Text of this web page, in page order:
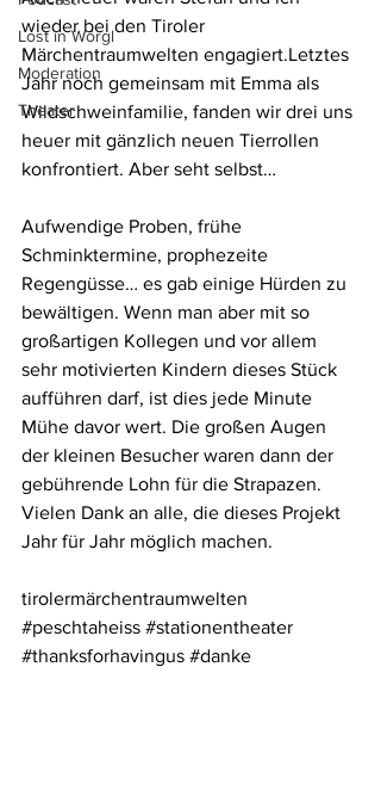
Lost in Wörgl
Moderation
Theater
wieder bei den Tiroler
Märchentraumwelten engagiert.Letztes
Jahr noch gemeinsam mit Emma als
Wildschweinfamilie, fanden wir drei uns
heuer mit gänzlich neuen Tierrollen
konfrontiert. Aber seht selbst…
Aufwendige Proben, frühe
Schminktermine, prophezeite
Regengüsse… es gab einige Hürden zu
bewältigen. Wenn man aber mit so
großartigen Kollegen und vor allem
sehr motivierten Kindern dieses Stück
aufführen darf, ist dies jede Minute
Mühe davor wert. Die großen Augen
der kleinen Besucher waren dann der
gebührende Lohn für die Strapazen.
Vielen Dank an alle, die dieses Projekt
Jahr für Jahr möglich machen.
tirolermärchentraumwelten
#peschtaheiss #stationentheater
#thanksforhavingus #danke